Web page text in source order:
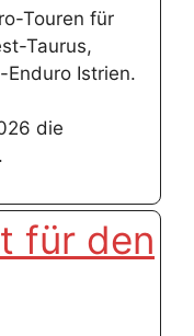
Touren für
Taurus,
Enduro Istrien.
die
für den